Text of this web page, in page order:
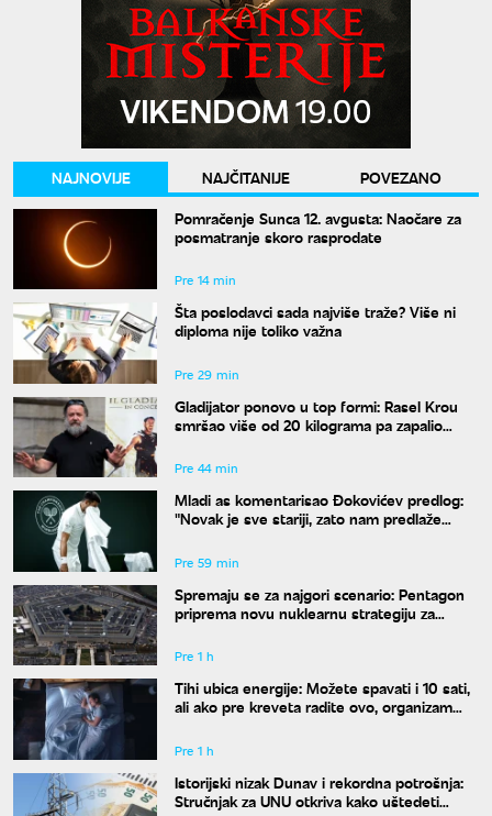
NAJNOVIJE NAJČITANIJE
POVEZANO
Pomračenje Sunca 12. avgusta: Naočare za
posmatranje skoro rasprodate
Pre 14 min
Šta poslodavci sada najviše traže? Više ni
diploma nije toliko važna
Pre 29 min
Gladijator ponovo u top formi: Rasel Krou
smršao više od 20 kilograma pa zapalio
Pre 44 min
Mladi as komentarisao Đokovićev predlog:
"Novak je sve stariji, zato nam predlaže
Pre 59 min
Spremaju se za najgori scenario: Pentagon
priprema novu nuklearnu strategiju za
Pre 1 h
Tihi ubica energije: Možete spavati i 10 sati,
ali ako pre kreveta radite ovo, organizam
Pre 1 h
Istorijski nizak Dunav i rekordna potrošnja:
Stručnjak za UNU otkriva kako uštedeti